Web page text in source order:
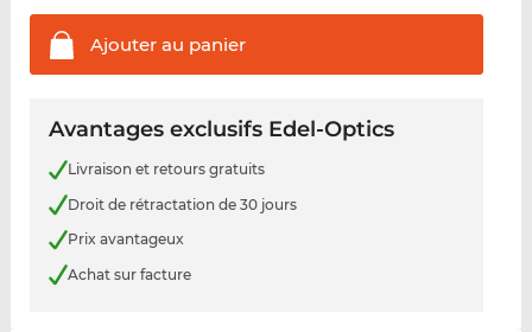
Ajouter au panier
Avantages exclusifs Edel-Optics
Livraison et retours gratuits
Droit de rétractation de 30 jours
Prix avantageux
Achat sur facture